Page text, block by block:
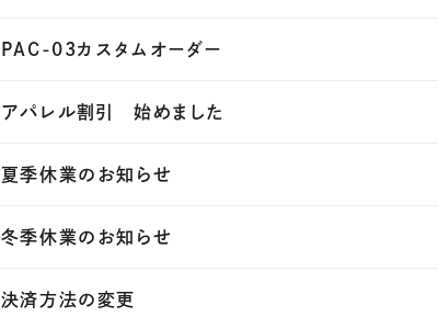
PAC-03カスタムオーダー
アパレル割引 始めました
夏季休業のお知らせ
冬季休業のお知らせ
決済方法の変更